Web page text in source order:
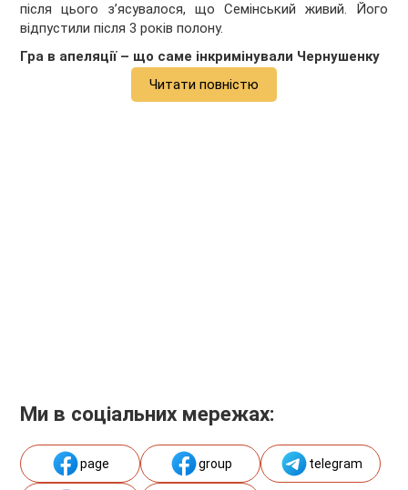
після цього з’ясувалося, що Семінський живий. Його
відпустили після 3 років полону.
Гра в апеляції – що саме інкримінували Чернушенку
Читати повністю
Ми в соціальних мережах:
page group telegram